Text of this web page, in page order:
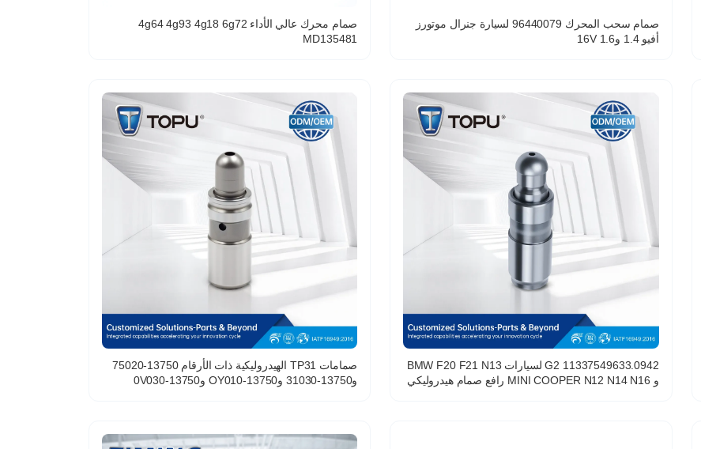
صمام سحب المحرك 96440079 لسيارة جنرال موتورز
أفيو 1.4 و1.6 16V
صمام محرك عالي الأداء 4g64 4g93 4g18 6g72
MD135481
0942.G2 11337549633 لسيارات BMW F20 F21 N13
و MINI COOPER N12 N14 N16 رافع صمام هيدروليكي
صمامات TP31 الهيدروليكية ذات الأرقام 13750-75020
و13750-31030 و13750-OY010 و13750-0V030